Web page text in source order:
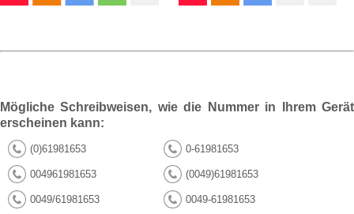
Mögliche Schreibweisen, wie die Nummer in Ihrem Gerät
erscheinen kann:
(0)61981653 0-61981653
004961981653 (0049)61981653
0049/61981653 0049-61981653